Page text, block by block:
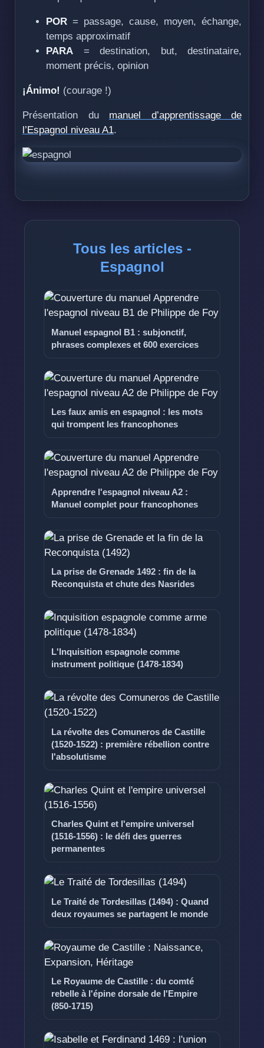
POR = passage, cause, moyen, échange,
temps approximatif
PARA = destination, but, destinataire,
moment précis, opinion
¡Ánimo! (courage !)
Présentation du manuel d’apprentissage de
l’Espagnol niveau A1.
Tous les articles -
Espagnol
Manuel espagnol B1 : subjonctif,
phrases complexes et 600 exercices
Les faux amis en espagnol : les mots
qui trompent les francophones
Apprendre l'espagnol niveau A2 :
Manuel complet pour francophones
La prise de Grenade 1492 : fin de la
Reconquista et chute des Nasrides
L'Inquisition espagnole comme
instrument politique (1478-1834)
La révolte des Comuneros de Castille
(1520-1522) : première rébellion contre
l'absolutisme
Charles Quint et l'empire universel
(1516-1556) : le défi des guerres
permanentes
Le Traité de Tordesillas (1494) : Quand
deux royaumes se partagent le monde
Le Royaume de Castille : du comté
rebelle à l'épine dorsale de l'Empire
(850-1715)